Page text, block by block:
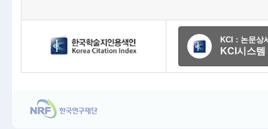
KCI : 논문상
KCI시스템